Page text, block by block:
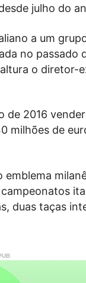
julho do
a um
no passado
o diretor-
2016
milhões de
duas taças